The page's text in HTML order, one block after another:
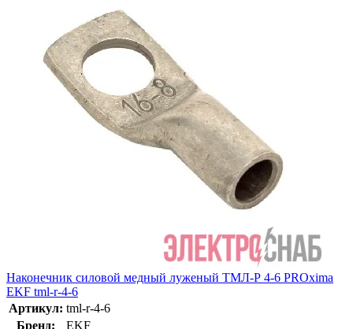
Наконечник силовой медный луженый ТМЛ-Р 4-6 PROxima
EKF tml-r-4-6
Артикул: tml-r-4-6
Бренд:
EKF